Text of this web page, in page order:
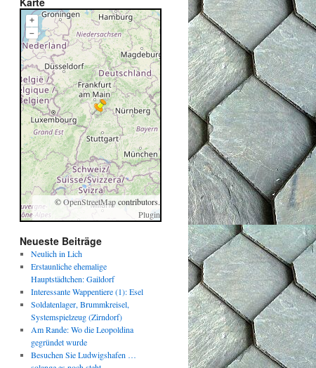
+
–
©OpenStreetMapcontributors.
Plugin
Neueste Beiträge
Neulich in Lich
Erstaunliche ehemalige
Hauptstädtchen: Gaildorf
Interessante Wappentiere (1): Esel
Soldatenlager, Brummkreisel,
Systemspielzeug (Zirndorf)
Am Rande: Wo die Leopoldina
gegründet wurde
Besuchen Sie Ludwigshafen …